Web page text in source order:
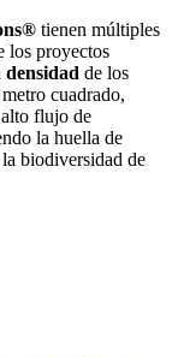
tienen múltiples
los proyectos
densidad de los
cuadrado,
flujo de
la huella de
biodiversidad de